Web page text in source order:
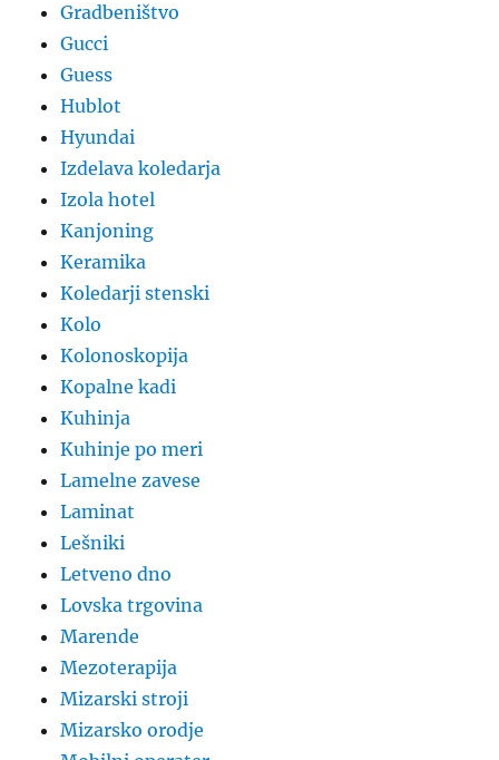
Gradbeništvo
Gucci
Guess
Hublot
Hyundai
Izdelava koledarja
Izola hotel
Kanjoning
Keramika
Koledarji stenski
Kolo
Kolonoskopija
Kopalne kadi
Kuhinja
Kuhinje po meri
Lamelne zavese
Laminat
Lešniki
Letveno dno
Lovska trgovina
Marende
Mezoterapija
Mizarski stroji
Mizarsko orodje